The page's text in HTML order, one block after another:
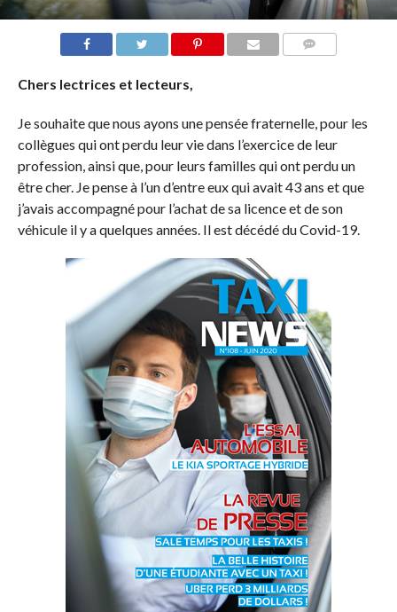
Chers lectrices et lecteurs,
Je souhaite que nous ayons une pensée fraternelle, pour les
collègues qui ont perdu leur vie dans l’exercice de leur
profession, ainsi que, pour leurs familles qui ont perdu un
être cher. Je pense à l’un d’entre eux qui avait 43 ans et que
j’avais accompagné pour l’achat de sa licence et de son
véhicule il y a quelques années. Il est décédé du Covid-19.